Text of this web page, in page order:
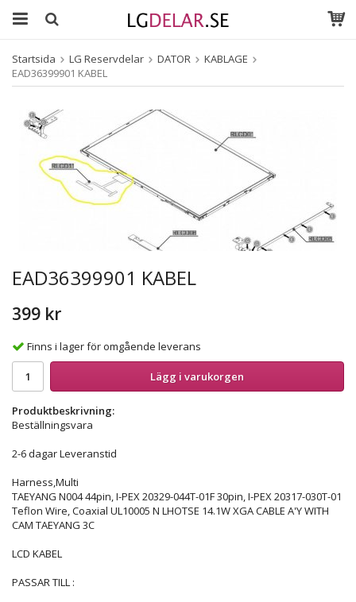
Startsida LG Reservdelar DATOR
KABLAGE
EAD36399901 KABEL
EAD36399901 KABEL
399 kr
Finns i lager för omgående leverans
Lägg i varukorgen
Produktbeskrivning:
Beställningsvara
2-6 dagar Leveranstid
Harness,Multi
TAEYANG N004 44pin, I-PEX 20329-044T-01F 30pin, I-PEX 20317-030T-01
Teflon Wire, Coaxial UL10005 N LHOTSE 14.1W XGA CABLE A'Y WITH
CAM TAEYANG 3C
LCD KABEL
PASSAR TILL :